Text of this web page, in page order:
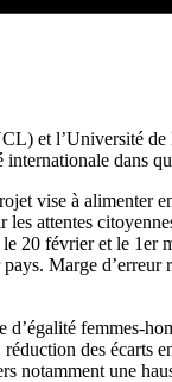
et l’Université
internationale dans
vise à alimenter
attentes
20 février et le
Marge d’erreur
femmes-
des écarts
notamment une